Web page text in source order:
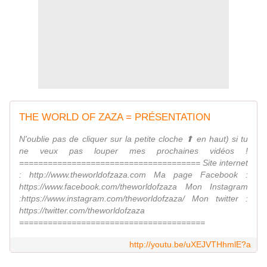
THE WORLD OF ZAZA = PRÉSENTATION
N'oublie pas de cliquer sur la petite cloche ⬆︎ en haut) si tu
ne veux pas louper mes prochaines vidéos !
====================================== Site internet
: http://www.theworldofzaza.com Ma page Facebook :
https://www.facebook.com/theworldofzaza Mon Instagram
:https://www.instagram.com/theworldofzaza/ Mon twitter :
https://twitter.com/theworldofzaza
=======================================
http://youtu.be/uXEJVTHhmlE?a